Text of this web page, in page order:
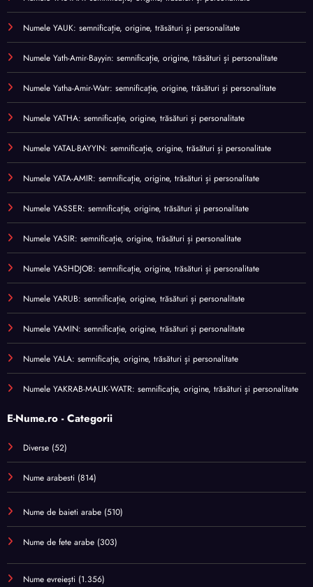
Numele YAUK: semnificație, origine, trăsături și personalitate
Numele Yath-Amir-Bayyin: semnificație, origine, trăsături și personalitate
Numele Yatha-Amir-Watr: semnificație, origine, trăsături și personalitate
Numele YATHA: semnificație, origine, trăsături și personalitate
Numele YATAL-BAYYIN: semnificație, origine, trăsături și personalitate
Numele YATA-AMIR: semnificație, origine, trăsături și personalitate
Numele YASSER: semnificație, origine, trăsături și personalitate
Numele YASIR: semnificație, origine, trăsături și personalitate
Numele YASHDJOB: semnificație, origine, trăsături și personalitate
Numele YARUB: semnificație, origine, trăsături și personalitate
Numele YAMIN: semnificație, origine, trăsături și personalitate
Numele YALA: semnificație, origine, trăsături și personalitate
Numele YAKRAB-MALIK-WATR: semnificație, origine, trăsături și personalitate
E-Nume.ro - Categorii
Diverse (52)
Nume arabesti (814)
Nume de baieti arabe (510)
Nume de fete arabe (303)
Nume evreiești (1.356)